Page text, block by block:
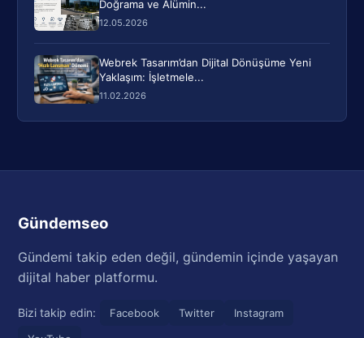
Doğrama ve Alümin...
12.05.2026
Webrek Tasarım’dan Dijital Dönüşüme Yeni
Yaklaşım: İşletmele...
11.02.2026
Gündemseo
Gündemi takip eden değil, gündemin içinde yaşayan
dijital haber platformu.
Bizi takip edin: Facebook Twitter
Instagram